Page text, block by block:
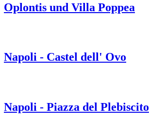
Oplontis und Villa Poppea
Napoli - Castel dell' Ovo
Napoli - Piazza del Plebiscito